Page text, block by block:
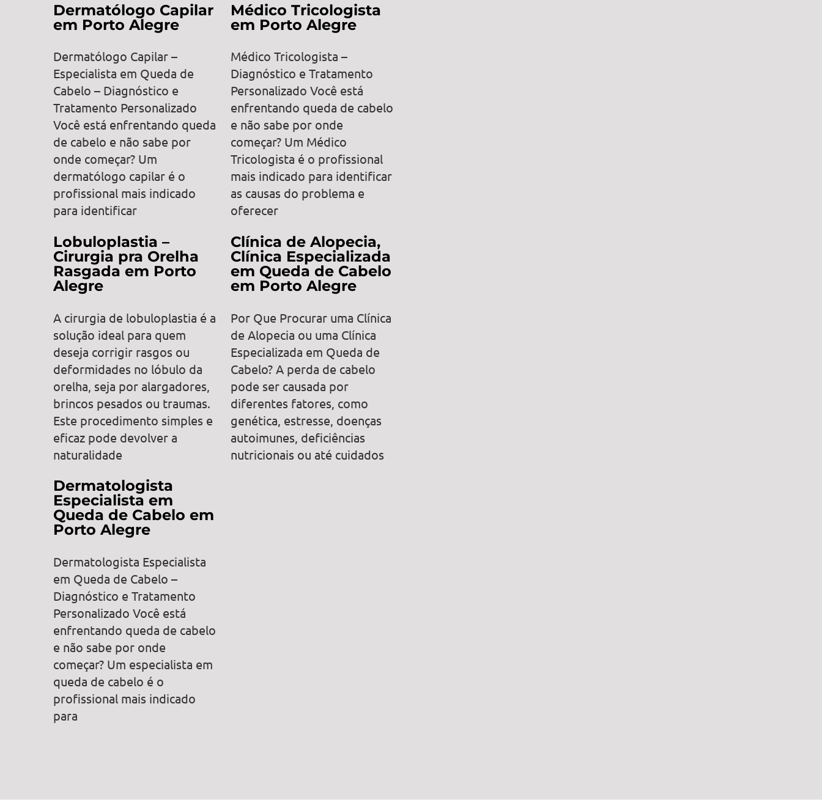
Dermatólogo Capilar
em Porto Alegre
Dermatólogo Capilar –
Especialista em Queda de
Cabelo – Diagnóstico e
Tratamento Personalizado
Você está enfrentando queda
de cabelo e não sabe por
onde começar? Um
dermatólogo capilar é o
profissional mais indicado
para identificar
Médico Tricologista
em Porto Alegre
Médico Tricologista –
Diagnóstico e Tratamento
Personalizado Você está
enfrentando queda de cabelo
e não sabe por onde
começar? Um Médico
Tricologista é o profissional
mais indicado para identificar
as causas do problema e
oferecer
Lobuloplastia –
Cirurgia pra Orelha
Rasgada em Porto
Alegre
A cirurgia de lobuloplastia é a
solução ideal para quem
deseja corrigir rasgos ou
deformidades no lóbulo da
orelha, seja por alargadores,
brincos pesados ou traumas.
Este procedimento simples e
eficaz pode devolver a
naturalidade
Clínica de Alopecia,
Clínica Especializada
em Queda de Cabelo
em Porto Alegre
Por Que Procurar uma Clínica
de Alopecia ou uma Clínica
Especializada em Queda de
Cabelo? A perda de cabelo
pode ser causada por
diferentes fatores, como
genética, estresse, doenças
autoimunes, deficiências
nutricionais ou até cuidados
Dermatologista
Especialista em
Queda de Cabelo em
Porto Alegre
Dermatologista Especialista
em Queda de Cabelo –
Diagnóstico e Tratamento
Personalizado Você está
enfrentando queda de cabelo
e não sabe por onde
começar? Um especialista em
queda de cabelo é o
profissional mais indicado
para